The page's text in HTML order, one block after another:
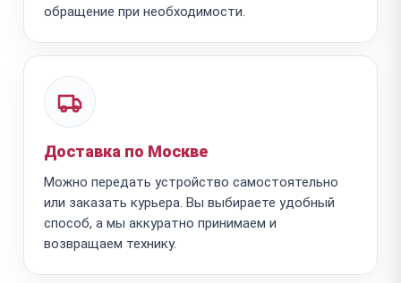
обращение при необходимости.
Доставка по Москве
Можно передать устройство самостоятельно
или заказать курьера. Вы выбираете удобный
способ, а мы аккуратно принимаем и
возвращаем технику.